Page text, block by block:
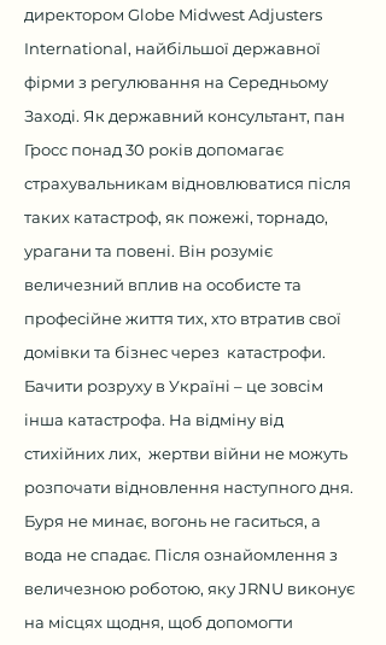
директором Globe Midwest Adjusters
International, найбільшої державної
фірми з регулювання на Середньому
Заході. Як державний консультант, пан
Гросс понад 30 років допомагає
страхувальникам відновлюватися після
таких катастроф, як пожежі, торнадо,
урагани та повені. Він розуміє
величезний вплив на особисте та
професійне життя тих, хто втратив свої
домівки та бізнес через катастрофи.
Бачити розруху в Україні – це зовсім
інша катастрофа. На відміну від
стихійних лих, жертви війни не можуть
розпочати відновлення наступного дня.
Буря не минає, вогонь не гаситься, а
вода не спадає. Після ознайомлення з
величезною роботою, яку JRNU виконує
на місцях щодня, щоб допомогти